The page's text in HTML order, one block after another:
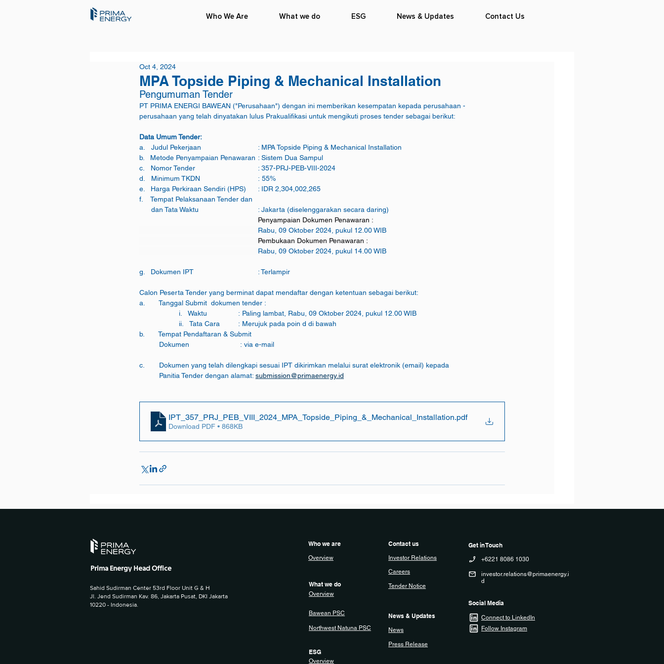
Who We Are What we do ESG News & Updates Contact Us
MPA Topside Piping & Mechanical Installation
Oct 4, 2024
Pengumuman Tender
PT PRIMA ENERGI BAWEAN ("Perusahaan") dengan ini memberikan kesempatan kepada perusahaan -
perusahaan yang telah dinyatakan lulus Prakualifikasi untuk mengikuti proses tender sebagai berikut:
Data Umum Tender:
a.   Judul Pekerjaan			: MPA Topside Piping & Mechanical Installation
b.   Metode Penyampaian Penawaran	: Sistem Dua Sampul
c.   Nomor Tender				: 357-PRJ-PEB-VIII-2024
d.   Minimum TKDN        			: 55%
e.   Harga Perkiraan Sendiri (HPS) 	: IDR 2,304,002,265
f.    Tempat Pelaksanaan Tender dan
dan Tata Waktu		    	: Jakarta (diselenggarakan secara daring)
Penyampaian Dokumen Penawaran :
Rabu, 09 Oktober 2024, pukul 12.00 WIB
						Pembukaan Dokumen Penawaran :
Rabu, 09 Oktober 2024, pukul 14.00 WIB
g.   Dokumen IPT				: Terlampir
Calon Peserta Tender yang berminat dapat mendaftar dengan ketentuan sebagai berikut:
a.       Tanggal Submit  dokumen tender :
		i.   Waktu		: Paling lambat, Rabu, 09 Oktober 2024, pukul 12.00 WIB
		ii.   Tata Cara	: Merujuk pada poin d di bawah
b.       Tempat Pendaftaran & Submit
c.	Dokumen yang telah dilengkapi sesuai IPT dikirimkan melalui surat elektronik (email) kepada
	Panitia Tender dengan alamat:
submission@primaenergy.id
IPT_357_PRJ_PEB_VIII_2024_MPA_Topside_Piping_&_Mechanical_Installation.pdf
Download PDF • 868KB
Prima Energy Head Office
Sahid Sudirman Center 53rd Floor Unit G & H
Jl. Jend Sudirman Kav. 86, Jakarta Pusat, DKI Jakarta
10220 - Indonesia.
Who we are
Overview
Contact us
Investor Relations
Get in Touch
+6221 8086 1030
What we do
investor.relations@primaenergy.i
d
Social Media
Bawean PSC
Northwest Natuna PSC
News & Updates
News
Connect to LinkedIn
ESG
Press Release
Overview
Careers
Tender Notice
Overview
Follow Instagram